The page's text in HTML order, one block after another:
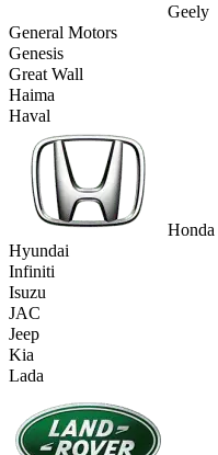
Geely
General Motors
Genesis
Great Wall
Haima
Haval
Honda
Hyundai
Infiniti
Isuzu
JAC
Jeep
Kia
Lada